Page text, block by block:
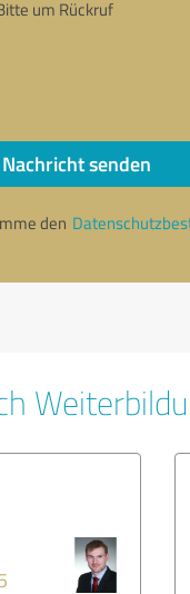
um Rückruf
Nachricht senden
den